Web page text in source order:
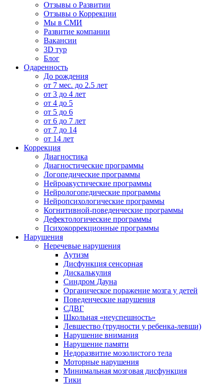
Отзывы о Развитии
Отзывы о Коррекции
Мы в СМИ
Развитие компании
Вакансии
3D тур
Блог
Одаренность
До рождения
от 7 мес. до 2.5 лет
от 3 до 4 лет
от 4 до 5
от 5 до 6
от 6 до 7 лет
от 7 до 14
от 14 лет
Коррекция
Диагностика
Диагностические программы
Логопедические программы
Нейроакустические программы
Нейрологопедические программы
Нейропсихологические программы
Когнитивной-поведенческие программы
Дефектологические программы
Психокоррекционные программы
Нарушения
Неречевые нарушения
Аутизм
Дисфункция сенсорная
Дискалькулия
Синдром Дауна
Органическое поражение мозга у детей
Поведенческие нарушения
СДВГ
Школьная «неуспешность»
Левшество (трудности у ребенка-левши)
Нарушение внимания
Нарушение памяти
Недоразвитие мозолистого тела
Моторные нарушения
Минимальная мозговая дисфункция
Тики